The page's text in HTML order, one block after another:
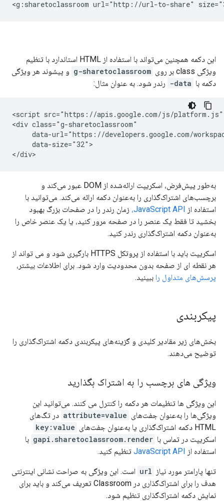
این دکمه همچنین می‌تواند با استفاده از HTML استاندارد با تنظیم
ویژگی class بر روی
g-sharetoclassroom و پیشوند هر ویژگی
دکمه با data- رندر شود. به عنوان مثال:
<script src="https://apis.google.com/js/platform.js"
<div class="g-sharetoclassroom"
data-url="https://developers.google.com/
     data-size="32">
به‌طور پیش‌فرض، اسکریپت ارائه‌شده از DOM عبور می‌کند و
برچسب‌های اشتراک‌گذاری را به‌عنوان دکمه ارائه می‌کند. می‌توانید با
استفاده از
JavaScript API، زمان رندر را در صفحات بزرگ بهبود
بخشید تا فقط یک عنصر را در صفحه مرور کنید، یا یک عنصر خاص را
به‌عنوان دکمه اشتراک‌گذاری رندر کنید.
اسکریپت باید با استفاده از پروتکل HTTPS بارگیری شود و می تواند از
هر نقطه ای از صفحه بدون محدودیت وارد شود. برای اطلاعات بیشتر،
پرسش‌های متداول را ببینید.
پیکربندی
بخش‌های زیر مقادیر کلیدی و گزینه‌های پیکربندی دکمه اشتراک‌گذاری را
توضیح می‌دهند.
ویژگی های برچسب را به اشتراک بگذارید
این ویژگی ها تنظیمات هر دکمه را کنترل می کنند. می‌توانید این
ویژگی‌ها را به‌عنوان جفت‌های attribute=value در تگ‌های
HTML دکمه اشتراک‌گذاری یا به‌عنوان جفت‌های
key:value
اسکریپت در تماس با gapi.sharetoclassroom.render با
استفاده از
JavaScript API تنظیم کنید.
تنها پارامتر مورد نیاز url است. این ویژگی به صراحت نشانی اینترنتی
هدف را برای اشتراک‌گذاری در Classroom تعریف می‌کند و باید برای
نمایش دکمه اشتراک‌گذاری تنظیم شود.